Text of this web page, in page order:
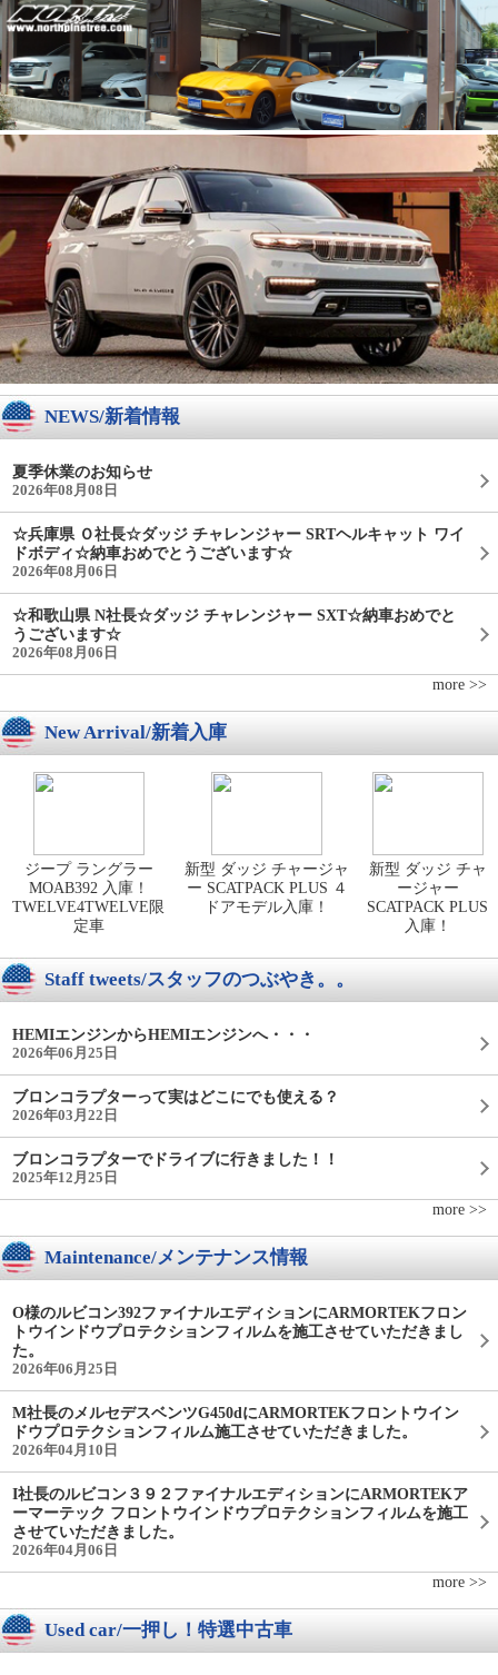
NEWS/新着情報
夏季休業のお知らせ
2026年08月08日
☆兵庫県 Ｏ社長☆ダッジ チャレンジャー SRTヘルキャット ワイ
ドボディ☆納車おめでとうございます☆
2026年08月06日
☆和歌山県 N社長☆ダッジ チャレンジャー SXT☆納車おめでと
うございます☆
2026年08月06日
more >>
New Arrival/新着入庫
ジープ ラングラー
MOAB392 入庫！
TWELVE4TWELVE限
定車
新型 ダッジ チャージャ
ー SCATPACK PLUS ４
ドアモデル入庫！
新型 ダッジ チャ
ージャー
SCATPACK PLUS
入庫！
Staff tweets/スタッフのつぶやき。。
HEMIエンジンからHEMIエンジンへ・・・
2026年06月25日
ブロンコラプターって実はどこにでも使える？
2026年03月22日
ブロンコラプターでドライブに行きました！！
2025年12月25日
more >>
Maintenance/メンテナンス情報
O様のルビコン392ファイナルエディションにARMORTEKフロン
トウインドウプロテクションフィルムを施工させていただきまし
た。
2026年06月25日
M社長のメルセデスベンツG450dにARMORTEKフロントウイン
ドウプロテクションフィルム施工させていただきました。
2026年04月10日
I社長のルビコン３９２ファイナルエディションにARMORTEKア
ーマーテック フロントウインドウプロテクションフィルムを施工
させていただきました。
2026年04月06日
more >>
Used car/一押し！特選中古車